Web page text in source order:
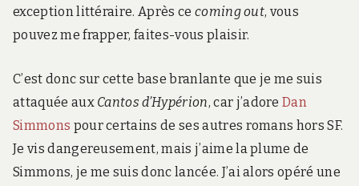
exception littéraire. Après ce coming out, vous
pouvez me frapper, faites-vous plaisir.
C’est donc sur cette base branlante que je me suis
attaquée aux Cantos d’Hypérion, car j’adoreDan
Simmons pour certains de ses autres romans hors SF.
Je vis dangereusement, mais j’aime la plume de
Simmons, je me suis donc lancée. J’ai alors opéré une